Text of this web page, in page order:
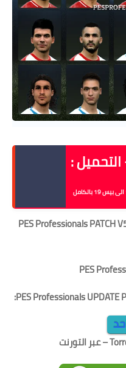
PES Professionals PATCH
PES
: